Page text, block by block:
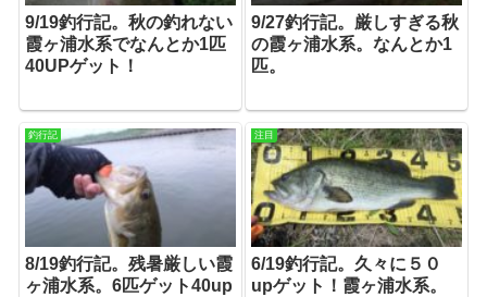
9/19釣行記。秋の釣れない
霞ヶ浦水系でなんとか1匹
40UPゲット！
9/27釣行記。厳しすぎる秋
の霞ヶ浦水系。なんとか1
匹。
釣行記
8/19釣行記。残暑厳しい霞
ヶ浦水系。6匹ゲット40up
注目
6/19釣行記。久々に５０
upゲット！霞ヶ浦水系。